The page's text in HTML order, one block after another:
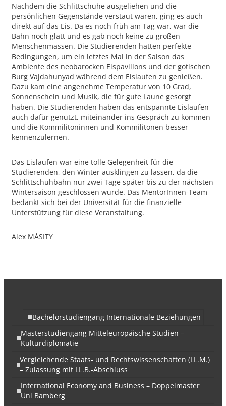
Nachdem die Schlittschuhe ausgeliehen und die
persönlichen Gegenstände verstaut waren, ging es auch
direkt auf das Eis. Da es noch früh am Tag war, war die
Bahn noch glatt und es gab noch keine zu großen
Menschenmassen. Die Studierenden hatten perfekte
Bedingungen, um ein letztes Mal in der Saison das
Ambiente des neobarocken Eispavillons und der gotischen
Burg Vajdahunyad während dem Eislaufen zu genießen.
Dazu kam eine angenehme Temperatur von 10 Grad,
Sonnenschein und Musik, die für gute Laune gesorgt
haben. Die Studierenden haben das entspannte Eislaufen
auch dafür genutzt, miteinander ins Gespräch zu kommen
und die Kommilitoninnen und Kommilitonen besser
kennenzulernen.
Das Eislaufen war eine tolle Gelegenheit für die
Studierenden, den Winter ausklingen zu lassen, da die
Schlittschuhbahn nur zwei Tage später bis zu der nächsten
Wintersaison geschlossen wurde. Das MentorInnen-Team
bedankt sich bei der Universität für die finanzielle
Unterstützung für diese Veranstaltung.
Alex MÁSITY
Bachelorstudiengang Internationale Beziehungen
Masterstudiengang Mitteleuropäische Studien –
Kulturdiplomatie
Vergleichende Staats- und Rechtswissenschaften (LL.M.)
– Zulassung mit LL.B.-Abschluss
International Economy and Business – Doppelmaster
Uni Bamberg